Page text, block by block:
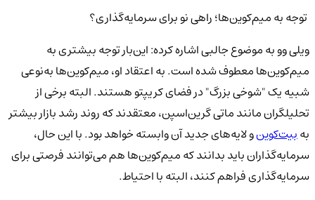
توجه به میم‌کوین‌ها؛ راهی نو برای سرمایه‌گذاری؟
ویلی وو به موضوع جالبی اشاره کرده: این‌بار توجه بیشتری به
میم‌کوین‌ها معطوف شده است. به اعتقاد او، میم‌کوین‌ها به‌نوعی
شبیه یک "شوخی بزرگ" در فضای کریپتو هستند. البته برخی از
تحلیلگران مانند ماتی گرین‌اسپن، معتقدند که روند رشد بازار بیشتر
بهبیت‌کوینو لایه‌های جدید آن وابسته خواهد بود. با این حال،
سرمایه‌گذاران باید بدانند که میم‌کوین‌ها هم می‌توانند فرصتی برای
سرمایه‌گذاری فراهم کنند، البته با احتیاط.